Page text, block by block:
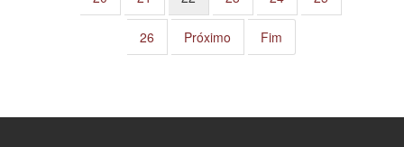
26 Próximo Fim